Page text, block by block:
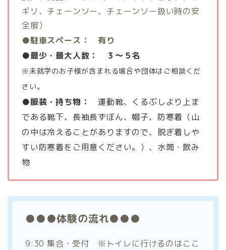
ギリ、チェーンソー、チェーンソー扱い時の安
全服）
●駐車スペース： 有り
●最少・最大人数： ３～５名
※未就学のお子様が含まれる場合や団体はご相談くだ
さい。
●服装・持ち物：
運動靴、くるぶしより上ま
である靴下、長袖長ずぼん、帽子、防寒着（山
の中は冷えることがありますので、脱ぎ着しや
すい防寒着をご用意ください。）、水筒・飲み
物
●●●体験の流れ●●●
9:30 集合・受付 ※トイレに行けるのはここ